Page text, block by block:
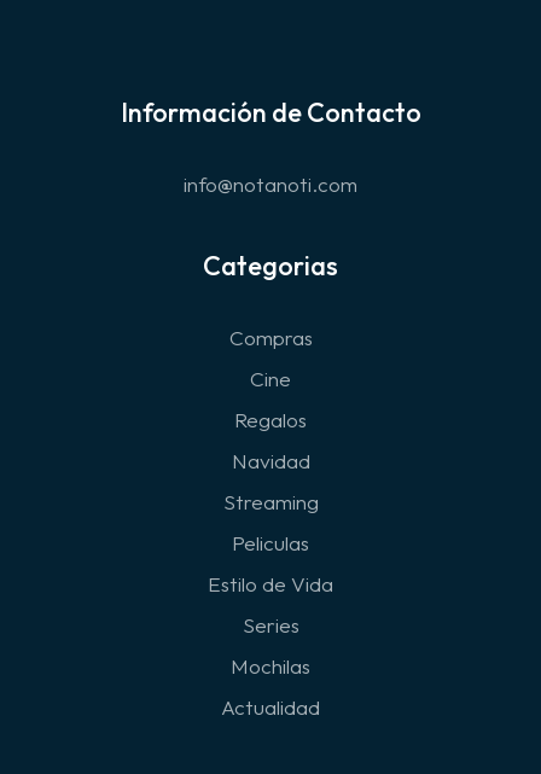
Información de Contacto
info@notanoti.com
Categorias
Compras
Cine
Regalos
Navidad
Streaming
Peliculas
Estilo de Vida
Series
Mochilas
Actualidad